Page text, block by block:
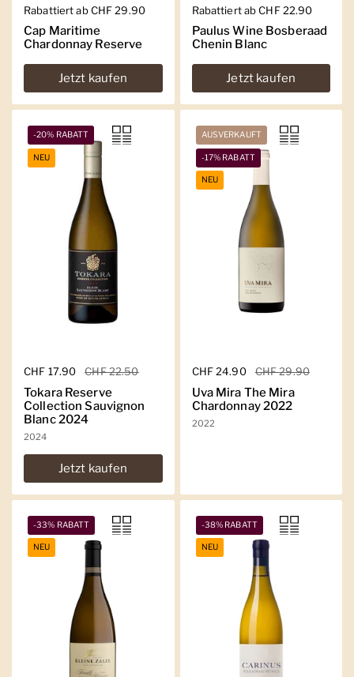
Regulärer Preis
Rabattiert ab CHF 29.90
Cap Maritime
Chardonnay Reserve
Jetzt kaufen
Regulärer Preis
Rabattiert ab CHF 22.90
Paulus Wine Bosberaad
Chenin Blanc
Jetzt kaufen
Regulärer Preis
CHF 17.90 Sale-Preis
CHF 22.50
Tokara Reserve
Collection Sauvignon
Blanc 2024
2024
Jetzt kaufen
-20% RABATT
NEU
Regulärer Preis
CHF 24.90 Sale-Preis
CHF 29.90
Uva Mira The Mira
Chardonnay 2022
2022
AUSVERKAUFT
-17% RABATT
NEU
-33% RABATT
NEU
-38% RABATT
NEU